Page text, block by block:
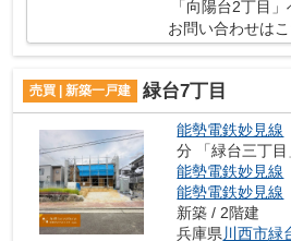
「向陽台2丁目
お問い合わせは
売買 | 新築一戸建 緑台7丁目
能勢電鉄妙見線
分 「緑台三丁
能勢電鉄妙見線
能勢電鉄妙見線
新築 / 2階建
兵庫県川西市緑